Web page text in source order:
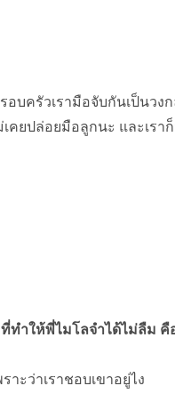
อบครัวเรามือจับกันเป็นว
ยปล่อยมือลูกนะ และเรา
ทำให้พี่ไมโลจำได้ไม่ลืม คื
าะว่าเราชอบเขาอยู่ไง